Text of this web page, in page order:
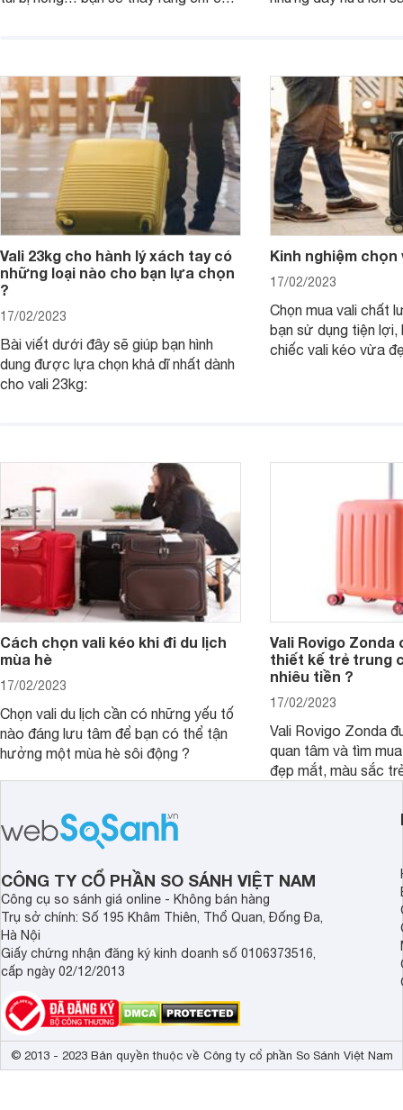
Vali 23kg cho hành lý xách tay có
những loại nào cho bạn lựa chọn
?
17/02/2023
Bài viết dưới đây sẽ giúp bạn hình
dung được lựa chọn khả dĩ nhất dành
cho vali 23kg:
Kinh nghiệm chọn
17/02/2023
Chọn mua vali chất
bạn sử dụng tiện
chiếc vali kéo vừa
Cách chọn vali kéo khi đi du lịch
mùa hè
17/02/2023
Chọn vali du lịch cần có những yếu tố
nào đáng lưu tâm để bạn có thể tận
hưởng một mùa hè sôi động ?
Vali Rovigo
thiết kế trẻ trung
nhiêu tiền ?
17/02/2023
Vali Rovigo Zonda
quan tâm và tìm
đẹp mắt, màu sắc
CÔNG TY CỔ PHẦN SO SÁNH VIỆT NAM
Công cụ so sánh giá online - Không bán hàng
Trụ sở chính: Số 195 Khâm Thiên, Thổ Quan, Đống Đa,
Hà Nội
Giấy chứng nhận đăng ký kinh doanh số 0106373516,
cấp ngày 02/12/2013
© 2013 - 2023 Bản quyền thuộc về Công ty cổ phần So Sánh Việt Nam